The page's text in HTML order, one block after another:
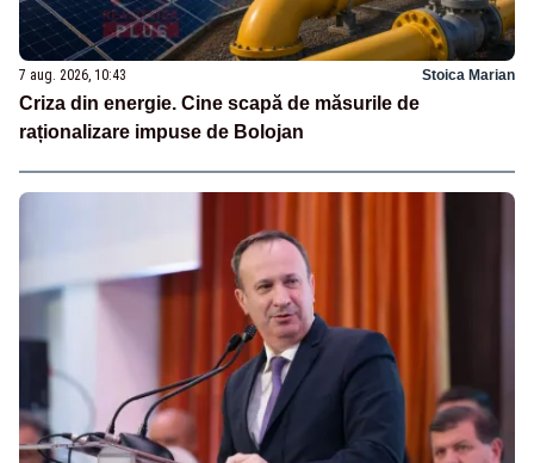
7 aug. 2026, 10:43 Stoica Marian
Criza din energie. Cine scapă de măsurile de
raționalizare impuse de Bolojan